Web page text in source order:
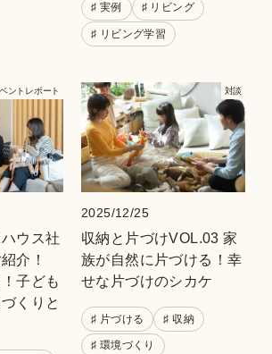
ャレンジとチームワ
♯ 実例 ♯ リビング
♯ リビング学習
ントレポート
ウス社
介！
子ども
くりと
対談
2025/12/25
収納と片づけVOL.03 家
族が自然に片づける！幸
せな片づけのシカケ
♯ 片づける ♯ 収納
♯ 環境づくり